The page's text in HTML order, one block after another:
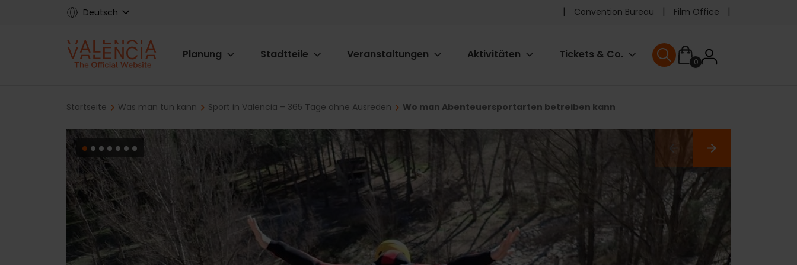
Deutsch
Pre
header
Convention Bureau Film Office
Main
Planung Stadtteile Veranstaltungen Aktivitäten Tickets & Co.
0User
User menu
Breadcrumb
Startseite Was man tun kann Sport in Valencia – 365 Tage ohne Ausreden Wo man Abenteuersportarten betreiben kann